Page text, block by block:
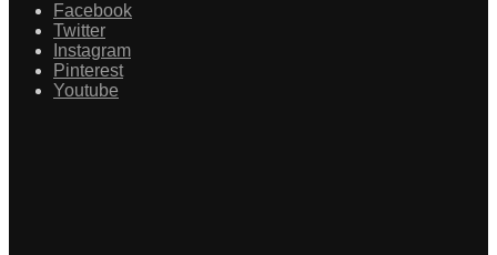
Facebook
Twitter
Instagram
Pinterest
Youtube